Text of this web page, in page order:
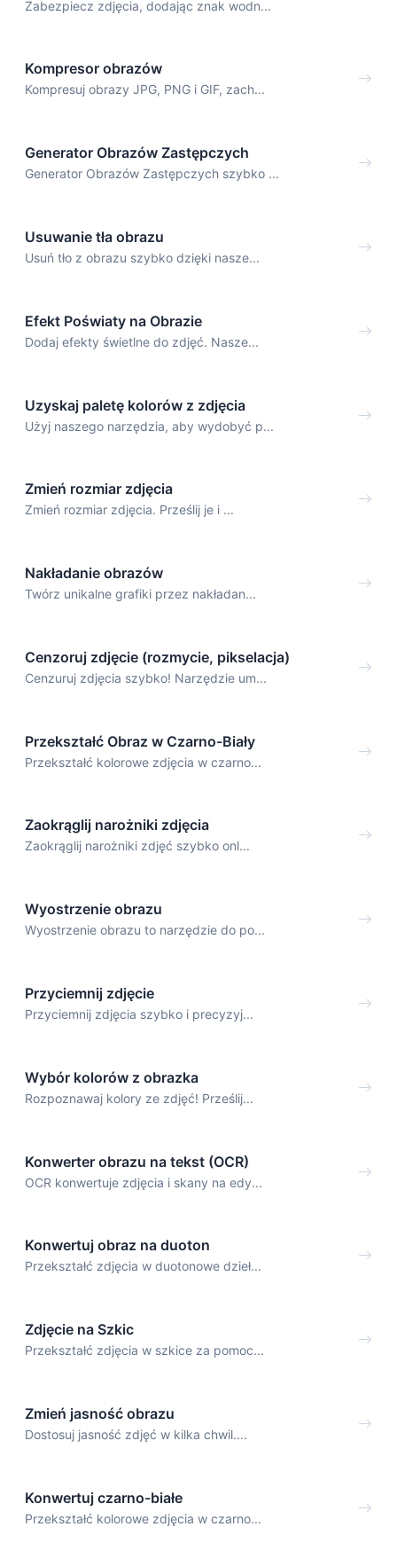
Zabezpiecz zdjęcia, dodając znak wodn...
Kompresor obrazów
Kompresuj obrazy JPG, PNG i GIF, zach...
Generator Obrazów Zastępczych
Generator Obrazów Zastępczych szybko ...
Usuwanie tła obrazu
Usuń tło z obrazu szybko dzięki nasze...
Efekt Poświaty na Obrazie
Dodaj efekty świetlne do zdjęć. Nasze...
Uzyskaj paletę kolorów z zdjęcia
Użyj naszego narzędzia, aby wydobyć p...
Zmień rozmiar zdjęcia
Zmień rozmiar zdjęcia. Prześlij je i ...
Nakładanie obrazów
Twórz unikalne grafiki przez nakładan...
Cenzoruj zdjęcie (rozmycie, pikselacja)
Cenzuruj zdjęcia szybko! Narzędzie um...
Przekształć Obraz w Czarno-Biały
Przekształć kolorowe zdjęcia w czarno...
Zaokrąglij narożniki zdjęcia
Zaokrąglij narożniki zdjęć szybko onl...
Wyostrzenie obrazu
Wyostrzenie obrazu to narzędzie do po...
Przyciemnij zdjęcie
Przyciemnij zdjęcia szybko i precyzyj...
Wybór kolorów z obrazka
Rozpoznawaj kolory ze zdjęć! Prześlij...
Konwerter obrazu na tekst (OCR)
OCR konwertuje zdjęcia i skany na edy...
Konwertuj obraz na duoton
Przekształć zdjęcia w duotonowe dzieł...
Zdjęcie na Szkic
Przekształć zdjęcia w szkice za pomoc...
Zmień jasność obrazu
Dostosuj jasność zdjęć w kilka chwil....
Konwertuj czarno-białe
Przekształć kolorowe zdjęcia w czarno...